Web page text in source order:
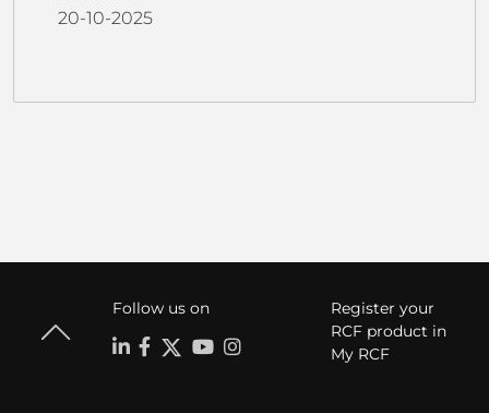
20-10-2025
Follow us on
Register your
RCF product in
My RCF